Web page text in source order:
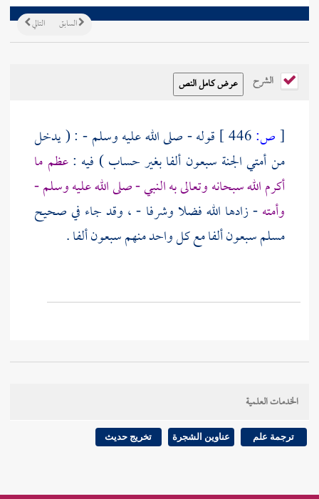
التالي السابق
الشرح
[ص:
قوله - صلى الله عليه وسلم - : ( يدخل
من أمتي الجنة سبعون ألفا بغير حساب ) فيه :عظم ما
أكرم الله سبحانه وتعالى به النبي - صلى الله عليه وسلم -
وأمته- زادها الله فضلا وشرفا - ، وقد جاء في صحيح
مسلمسبعون ألفا مع كل واحد منهم سبعون ألفا .
الخدمات العلمية
ترجمة علم عناوين الشجرة تخريج حديث